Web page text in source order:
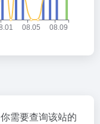
需要查询该站的